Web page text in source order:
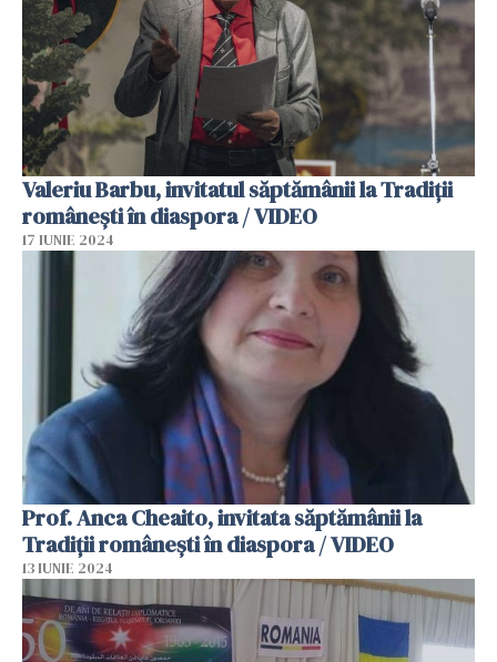
Valeriu Barbu, invitatul săptămânii la Tradiții
românești în diaspora / VIDEO
17 IUNIE 2024
Prof. Anca Cheaito, invitata săptămânii la
Tradiții românești în diaspora / VIDEO
13 IUNIE 2024